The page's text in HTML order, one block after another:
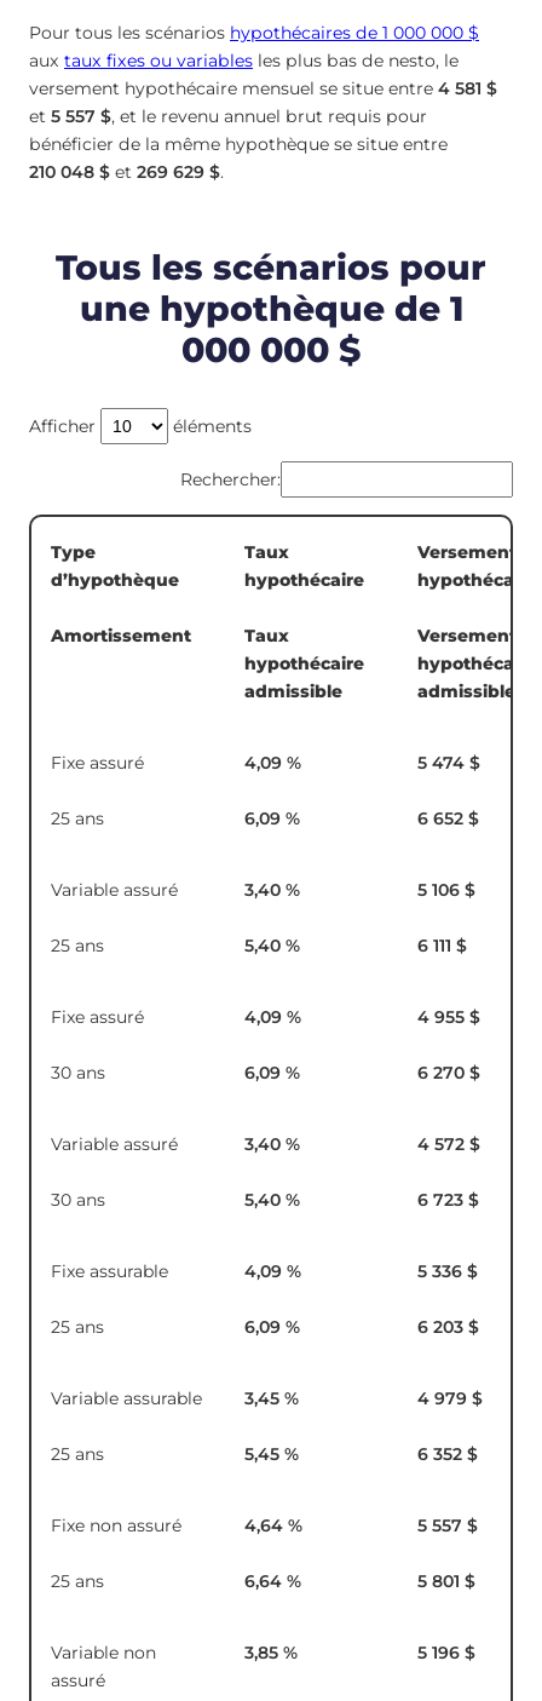
Pour tous les scénarios hypothécaires de 1 000 000 $
aux taux fixes ou variables les plus bas de nesto, le
versement hypothécaire mensuel se situe entre 4 581 $
et 5 557 $, et le revenu annuel brut requis pour
bénéficier de la même hypothèque se situe entre
210 048 $ et 269 629 $.
Tous les scénarios pour
une hypothèque de 1
000 000 $
Afficher éléments
Rechercher:
Type
d’hypothèque
Amortissement
Taux
hypothécaire
Taux
hypothécaire
admissible
Versement
hypothécaire
Versement
hypothécaire
admissible
Fixe assuré
25 ans
4,09 %
6,09 %
5 474 $
6 652 $
Variable assuré
25 ans
3,40 %
5,40 %
5 106 $
6 111 $
Fixe assuré
30 ans
4,09 %
6,09 %
4 955 $
6 270 $
Variable assuré
30 ans
3,40 %
5,40 %
4 572 $
6 723 $
Fixe assurable
25 ans
4,09 %
6,09 %
5 336 $
6 203 $
Variable assurable
25 ans
3,45 %
5,45 %
4 979 $
6 352 $
Fixe non assuré
25 ans
4,64 %
6,64 %
5 557 $
5 801 $
Variable non
assuré
3,85 % 5 196 $